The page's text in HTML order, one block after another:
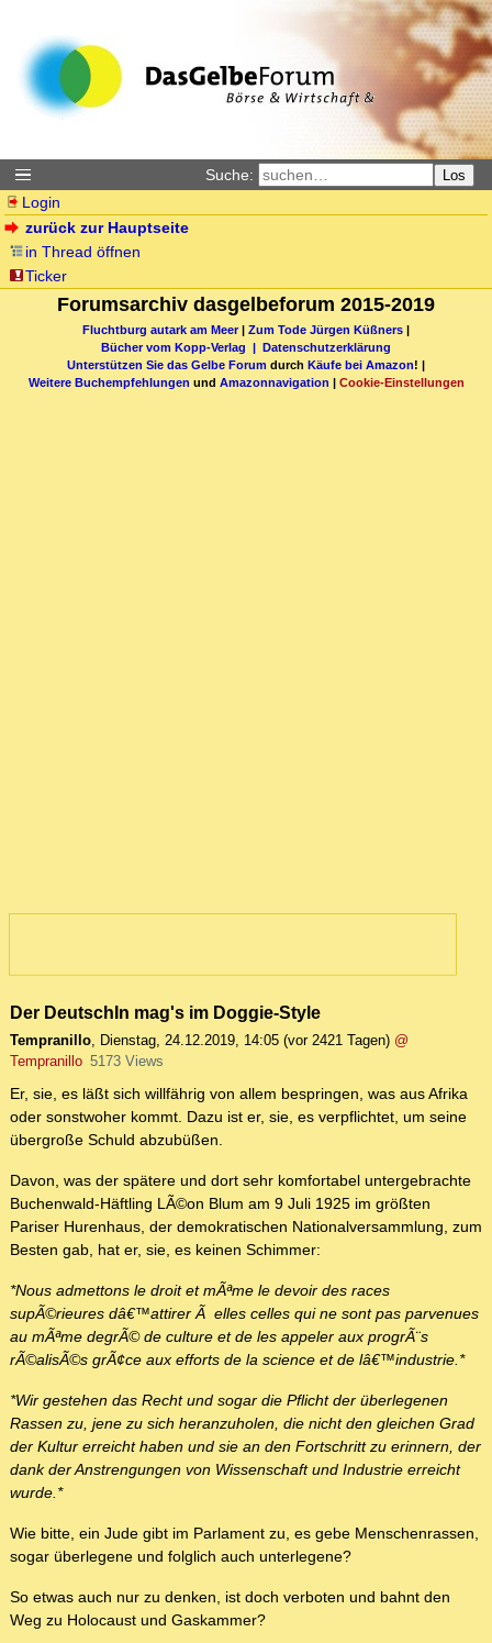
Suche: Los
Login
zurück zur Hauptseite
in Thread öffnen
Ticker
Forumsarchiv dasgelbeforum 2015-2019
Fluchtburg autark am Meer| Zum Tode Jürgen Küßners
Bücher vom Kopp-Verlag |
Datenschutzerklärung
Unterstützen Sie das Gelbe Forum durch Käufe bei Amazon! |
Weitere Buchempfehlungen und Amazonnavigation Cookie-Einstellungen
Der DeutschIn mag's im Doggie-Style
Tempranillo Dienstag, 24.12.2019, 14:05 (vor 2421 Tagen) @
Tempranillo 5173 Views
Er, sie, es läßt sich willfährig von allem bespringen, was aus Afrika
oder sonstwoher kommt. Dazu ist er, sie, es verpflichtet, um seine
übergroße Schuld abzubüßen.
Davon, was der spätere und dort sehr komfortabel untergebrachte
Buchenwald-Häftling LÃ©on Blum am 9 Juli 1925 im größten
Pariser Hurenhaus, der demokratischen Nationalversammlung, zum
Besten gab, hat er, sie, es keinen Schimmer:
*Nous admettons le droit et mÃªme le devoir des races
supÃ©rieures dâ€™attirer Ã elles celles qui ne sont pas parvenues
au mÃªme degrÃ© de culture et de les appeler aux progrÃ¨s
rÃ©alisÃ©s grÃ¢ce aux efforts de la science et de lâ€™industrie.*
*Wir gestehen das Recht und sogar die Pflicht der überlegenen
Rassen zu, jene zu sich heranzuholen, die nicht den gleichen Grad
der Kultur erreicht haben und sie an den Fortschritt zu erinnern, der
dank der Anstrengungen von Wissenschaft und Industrie erreicht
wurde.*
Wie bitte, ein Jude gibt im Parlament zu, es gebe Menschenrassen,
sogar überlegene und folglich auch unterlegene?
So etwas auch nur zu denken, ist doch verboten und bahnt den
Weg zu Holocaust und Gaskammer?